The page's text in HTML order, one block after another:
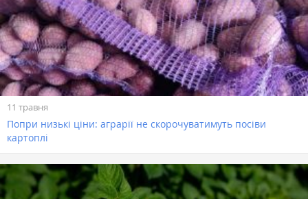
11 травня
Попри низькі ціни: аграрії не скорочуватимуть посіви
картоплі